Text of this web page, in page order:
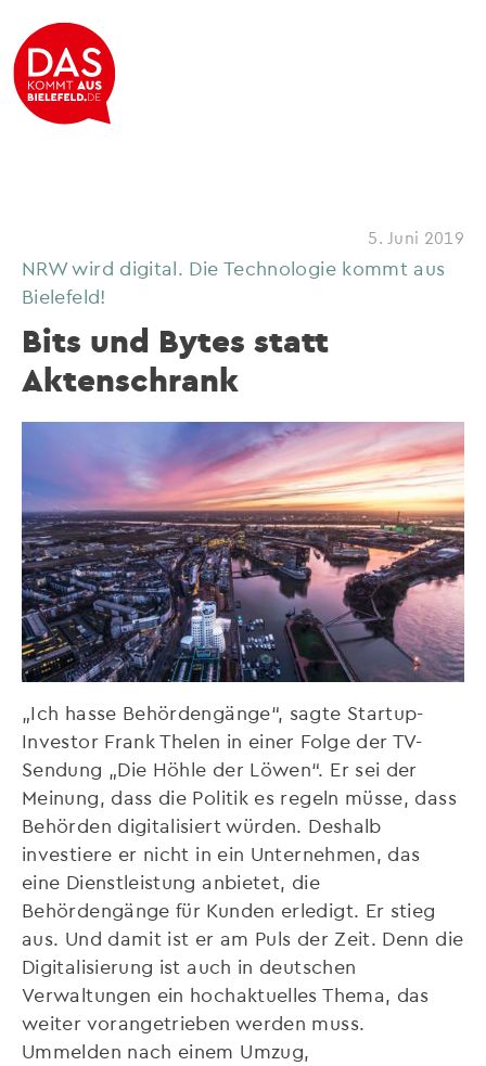
5. Juni 2019
NRW wird digital. Die Technologie kommt aus
Bielefeld!
Bits und Bytes statt
Aktenschrank
„Ich hasse Behördengänge“, sagte Startup-
Investor Frank Thelen in einer Folge der TV-
Sendung „Die Höhle der Löwen“. Er sei der
Meinung, dass die Politik es regeln müsse, dass
Behörden digitalisiert würden. Deshalb
investiere er nicht in ein Unternehmen, das
eine Dienstleistung anbietet, die
Behördengänge für Kunden erledigt. Er stieg
aus. Und damit ist er am Puls der Zeit. Denn die
Digitalisierung ist auch in deutschen
Verwaltungen ein hochaktuelles Thema, das
weiter vorangetrieben werden muss.
Ummelden nach einem Umzug,